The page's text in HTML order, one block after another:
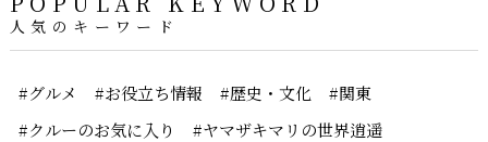
人気のキーワード
#グルメ #お役立ち情報 #歴史・文化
#関東
#クルーのお気に入り
#ヤマザキマリの世界逍遥